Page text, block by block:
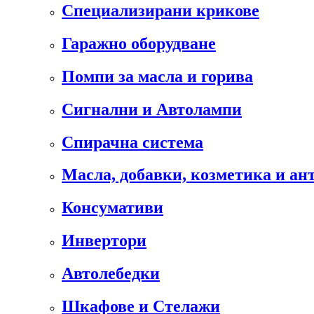
Специализирани крикове
Гаражно оборудване
Помпи за масла и горива
Сигнални и Автолампи
Спирачна система
Масла, добавки, козметика и
Консумативи
Инвертори
Автолебедки
Шкафове и Стелажи